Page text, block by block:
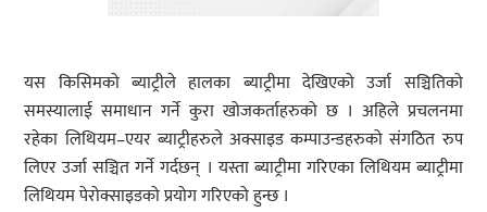
यस किसिमको ब्याट्रीले हालका ब्याट्रीमा देखिएको उर्जा सञ्चितिको
समस्यालाई समाधान गर्ने कुरा खोजकर्ताहरुको छ । अहिले प्रचलनमा
रहेका लिथियम–एयर ब्याट्रीहरुले अक्साइड कम्पाउन्डहरुको संगठित रुप
लिएर उर्जा सञ्चित गर्ने गर्दछन् । यस्ता ब्याट्रीमा गरिएका लिथियम ब्याट्रीमा
लिथियम पेरोक्साइडको प्रयोग गरिएको हुन्छ ।